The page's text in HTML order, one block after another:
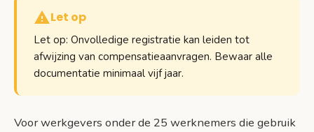
Let op
Let op: Onvolledige registratie kan leiden tot
afwijzing van compensatieaanvragen. Bewaar alle
documentatie minimaal vijf jaar.
Voor werkgevers onder de 25 werknemers die gebruik